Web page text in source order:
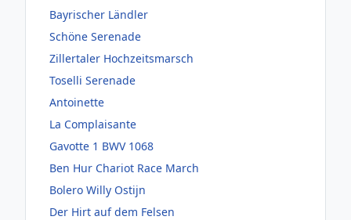
Bayrischer Ländler
Schöne Serenade
Zillertaler Hochzeitsmarsch
Toselli Serenade
Antoinette
La Complaisante
Gavotte 1 BWV 1068
Ben Hur Chariot Race March
Bolero Willy Ostijn
Der Hirt auf dem Felsen